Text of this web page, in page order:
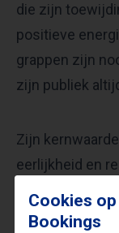
die zijn
positieve
grappen zijn
zijn publiek
Zijn
eerlijkheid en
maar ook in
Cookies
Bookings